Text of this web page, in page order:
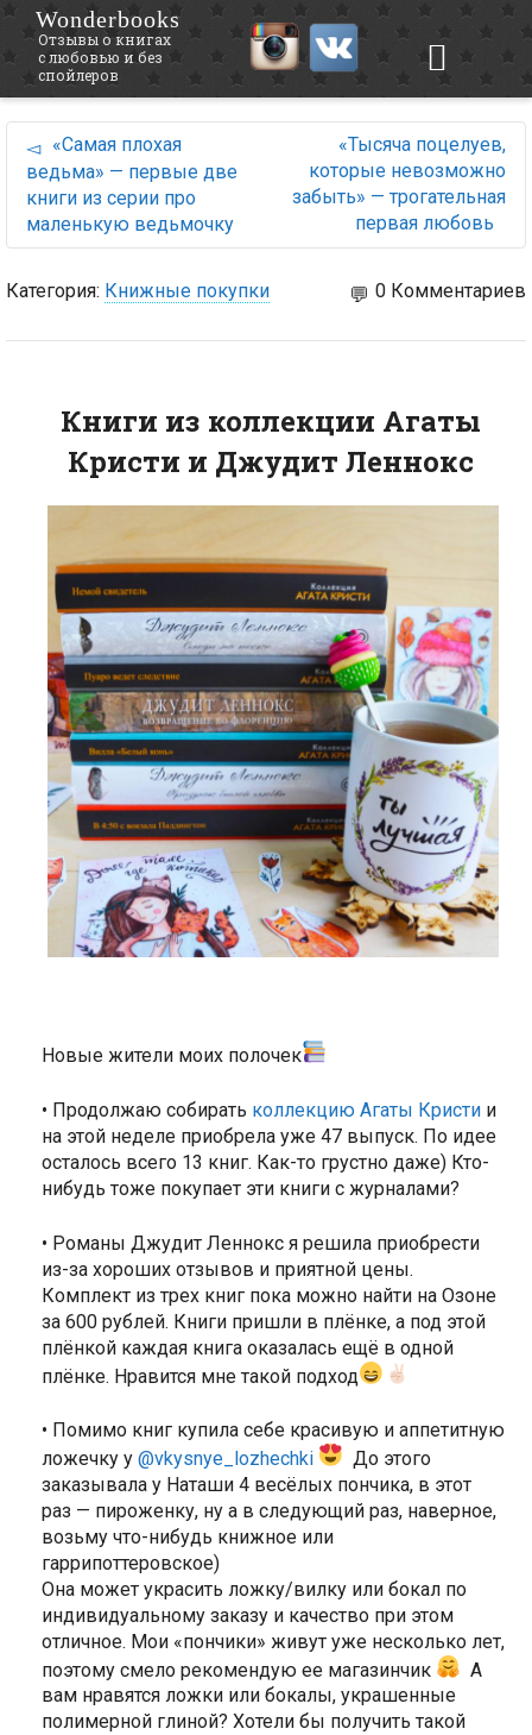
Wonderbooks
Отзывы о книгах
с любовью и без
спойлеров
«Самая плохая
ведьма» — первые две
книги из серии про
маленькую ведьмочку
«Тысяча поцелуев,
которые невозможно
забыть» — трогательная
первая любовь
Категория: Книжные покупки 0 Комментариев
Книги из коллекции Агаты
Кристи и Джудит Леннокс
Новые жители моих полочек
• Продолжаю собирать коллекцию Агаты Кристи и
на этой неделе приобрела уже 47 выпуск. По идее
осталось всего 13 книг. Как-то грустно даже) Кто-
нибудь тоже покупает эти книги с журналами?
• Романы Джудит Леннокс я решила приобрести
из-за хороших отзывов и приятной цены.
Комплект из трех книг пока можно найти на Озоне
за 600 рублей. Книги пришли в плёнке, а под этой
плёнкой каждая книга оказалась ещё в одной
плёнке. Нравится мне такой подход
• Помимо книг купила себе красивую и аппетитную
ложечку у @vkysnye_lozhechki
До этого
заказывала у Наташи 4 весёлых пончика, в этот
раз — пироженку, ну а в следующий раз, наверное,
возьму что-нибудь книжное или
гаррипоттеровское)
Она может украсить ложку/вилку или бокал по
индивидуальному заказу и качество при этом
отличное. Мои «пончики» живут уже несколько лет,
поэтому смело рекомендую ее магазинчик
А
вам нравятся ложки или бокалы, украшенные
полимерной глиной? Хотели бы получить такой